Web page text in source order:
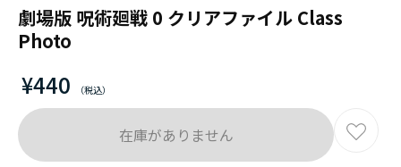
劇場版 呪術廻戦 0 クリアファイル Class
Photo
¥440
在庫がありません